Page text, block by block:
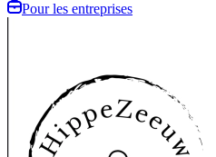
Pour les entreprises